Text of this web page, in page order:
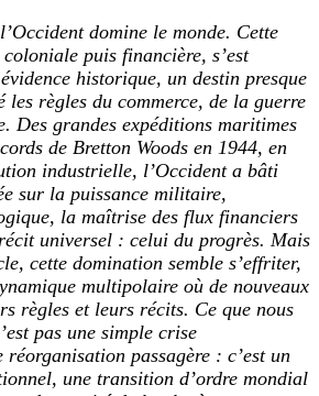
domine le monde. Cette
puis financière, s’est
historique, un destin presque
les règles du commerce, de la guerre
Des grandes expéditions maritimes
de Bretton Woods en 1944, en
industrielle, l’Occident a bâti
sur la puissance militaire,
la maîtrise des flux financiers
universel : celui du progrès. Mais
cette domination semble s’effriter,
multipolaire où de nouveaux
règles et leurs récits. Ce que nous
pas une simple crise
passagère : c’est un
une transition d’ordre mondial